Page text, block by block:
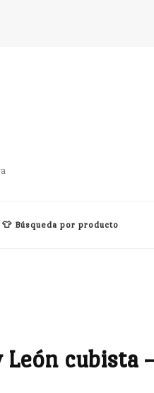
👕 Búsqueda por producto
León cubista